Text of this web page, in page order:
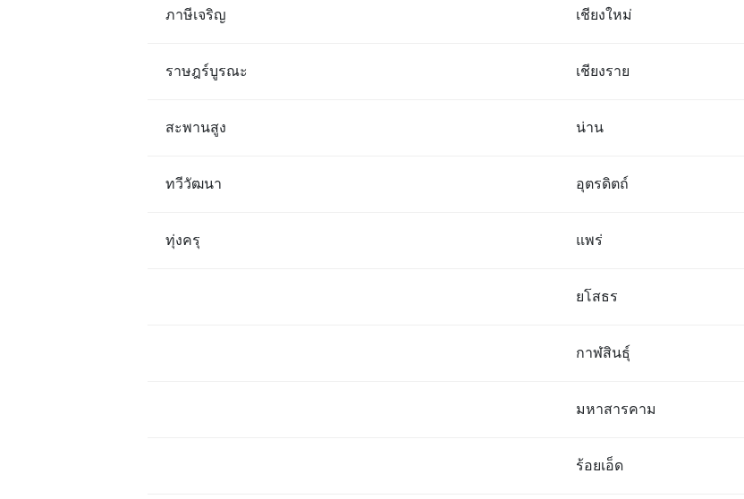
ภาษีเจริญ เชียงใหม่
ราษฎร์บูรณะ เชียงราย
สะพานสูง น่าน
ทวีวัฒนา อุตรดิตถ์
ทุ่งครุ แพร่
ยโสธร
กาฬสินธุ์
มหาสารคาม
ร้อยเอ็ด